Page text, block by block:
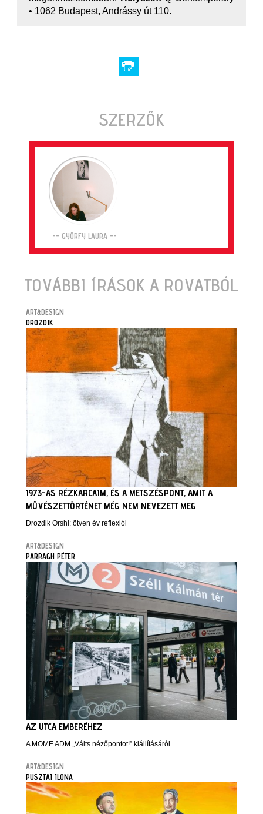
• 1062 Budapest, Andrássy út 110.
SZERZŐK
-- GYŐRFY LAURA --
TOVÁBBI ÍRÁSOK A ROVATBÓL
ART&DESIGN
DROZDIK
1973-AS RÉZKARCAIM, ÉS A METSZÉSPONT, AMIT A
MŰVÉSZETTÖRTÉNET MÉG NEM NEVEZETT MEG
Drozdik Orshi: ötven év reflexiói
ART&DESIGN
PARRAGH PÉTER
AZ UTCA EMBERÉHEZ
A MOME ADM „Válts nézőpontot!” kiállításáról
ART&DESIGN
PUSZTAI ILONA